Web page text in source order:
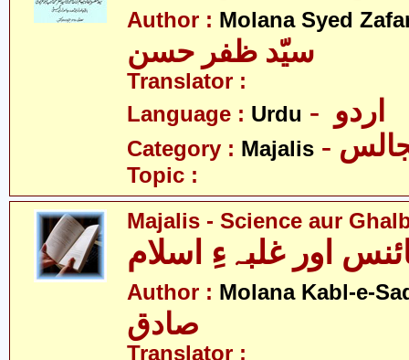
Author : Molana Syed
سیّد ظفر حسن
Translator :
Language : Urdu
Category : Majalis
Topic :
Majalis - Science aur
اور غلبہءِ اسلام
Author : Molana Kabl-e-
صادق
Translator :